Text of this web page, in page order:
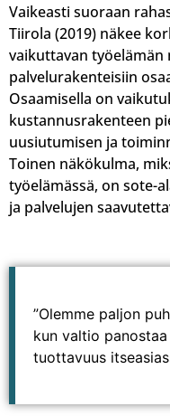
Vaikeasti suoraan
Tiirola (2019) näkee
vaikuttavan työelämän
palvelurakenteisiin
Osaamisella on
kustannusrakenteen
uusiutumisen ja
Toinen näkökulma,
työelämässä, on sote-
ja palvelujen
”Olemme paljon
kun valtio
tuottavuus